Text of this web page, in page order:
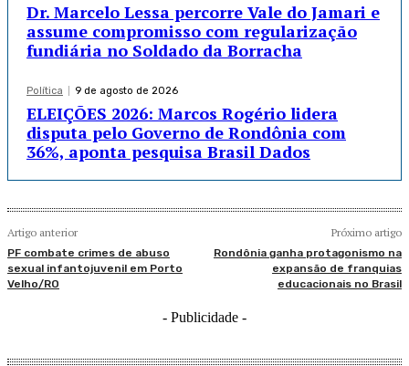
Dr. Marcelo Lessa percorre Vale do Jamari e
assume compromisso com regularização
fundiária no Soldado da Borracha
Política 9 de agosto de 2026
ELEIÇÕES 2026: Marcos Rogério lidera
disputa pelo Governo de Rondônia com
36%, aponta pesquisa Brasil Dados
Artigo anterior
PF combate crimes de abuso
sexual infantojuvenil em Porto
Velho/RO
Próximo artigo
Rondônia ganha protagonismo na
expansão de franquias
educacionais no Brasil
- Publicidade -